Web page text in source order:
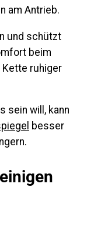
am Antrieb.
und schützt
beim
Kette ruhiger
sein will, kann
besser